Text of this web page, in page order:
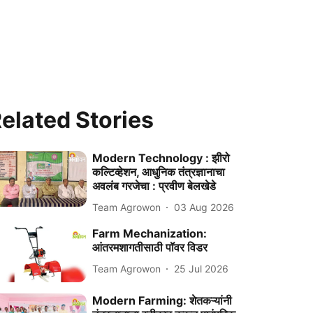
Stories
Modern Technology : झीरो
कल्टिव्हेशन, आधुनिक तंत्रज्ञानाचा
अवलंब गरजेचा : प्रवीण बेलखेडे
Team Agrowon 03 Aug 2026
Farm Mechanization:
आंतरमशागतीसाठी पॉवर विडर
Team Agrowon 25 Jul 2026
Modern Farming: शेतकऱ्यांनी